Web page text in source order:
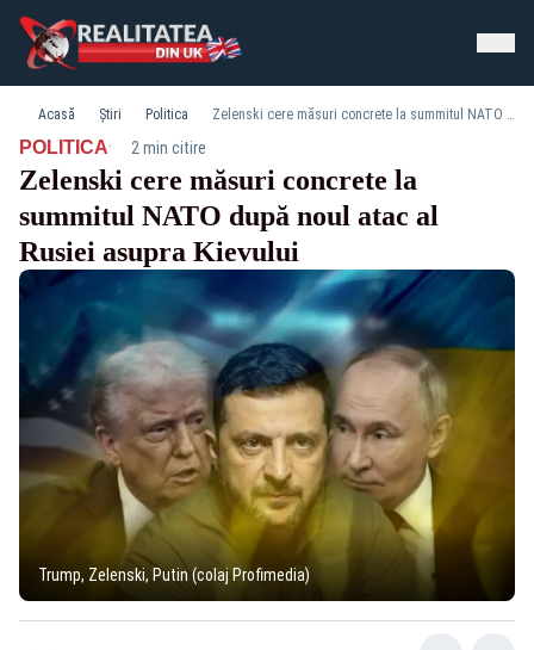
Acasă Știri Politica Zelenski cere măsuri concrete la summitul NATO după noul atac al Rusiei asupra Kievului
POLITICA· 2 min citire
Zelenski cere măsuri concrete la
summitul NATO după noul atac al
Rusiei asupra Kievului
Trump, Zelenski, Putin (colaj Profimedia)